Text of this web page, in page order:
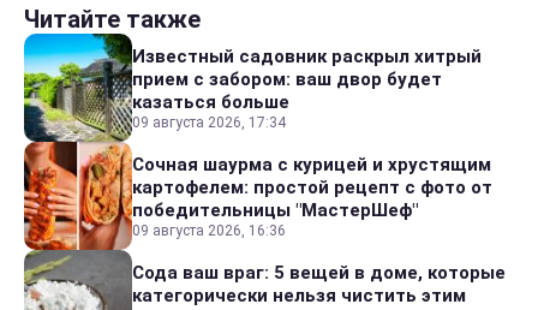
Читайте также
Известный садовник раскрыл хитрый
прием с забором: ваш двор будет
казаться больше
09 августа 2026, 17:34
Сочная шаурма с курицей и хрустящим
картофелем: простой рецепт с фото от
победительницы "МастерШеф"
09 августа 2026, 16:36
Сода ваш враг: 5 вещей в доме, которые
категорически нельзя чистить этим